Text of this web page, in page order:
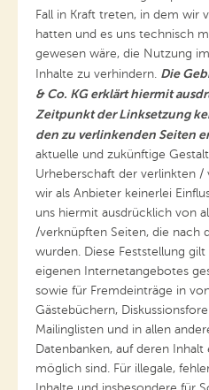
Fall in Kraft treten, in dem wir
hatten und es uns technisch
gewesen wäre, die Nutzung
Inhalte zu verhindern. Die
& Co. KG erklärt hiermit
Zeitpunkt der Linksetzung
den zu verlinkenden Seiten
aktuelle und zukünftige
Urheberschaft der verlinkten /
wir als Anbieter keinerlei
uns hiermit ausdrücklich von
/verknüpften Seiten, die nach
wurden. Diese Feststellung
eigenen Internetangebotes
sowie für Fremdeinträge in
Gästebüchern,
Mailinglisten und in allen
Datenbanken, auf deren
möglich sind. Für illegale,